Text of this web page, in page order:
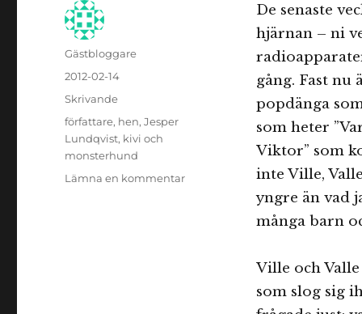
De senaste
hjärnan – ni
gång. Fast
popdänga
som heter
Viktor” som
inte Ville,
yngre än vad
många barn
Ville och
som slog sig
Författare
Gästbloggare
Publicerat
den
2012-02-14
Kategorier
Skrivande
Etiketter
författare, hen,Jesper
Lundqvist, kivi och
monsterhund
Lämna en kommentartill